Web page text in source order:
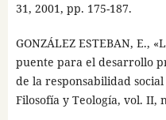
31, 2001, pp. 175-187.
GONZÁLEZ ESTEBAN, E.,
puente para el desarrollo
de la responsabilidad
Filosofía y Teología, vol. II,